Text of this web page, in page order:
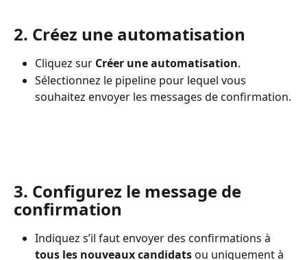
2. Créez une automatisation
Cliquez sur Créer une automatisation.
Sélectionnez le pipeline pour lequel vous
souhaitez envoyer les messages de confirmation.
3. Configurez le message de
confirmation
Indiquez s’il faut envoyer des confirmations à
tous les nouveaux candidats ou uniquement à